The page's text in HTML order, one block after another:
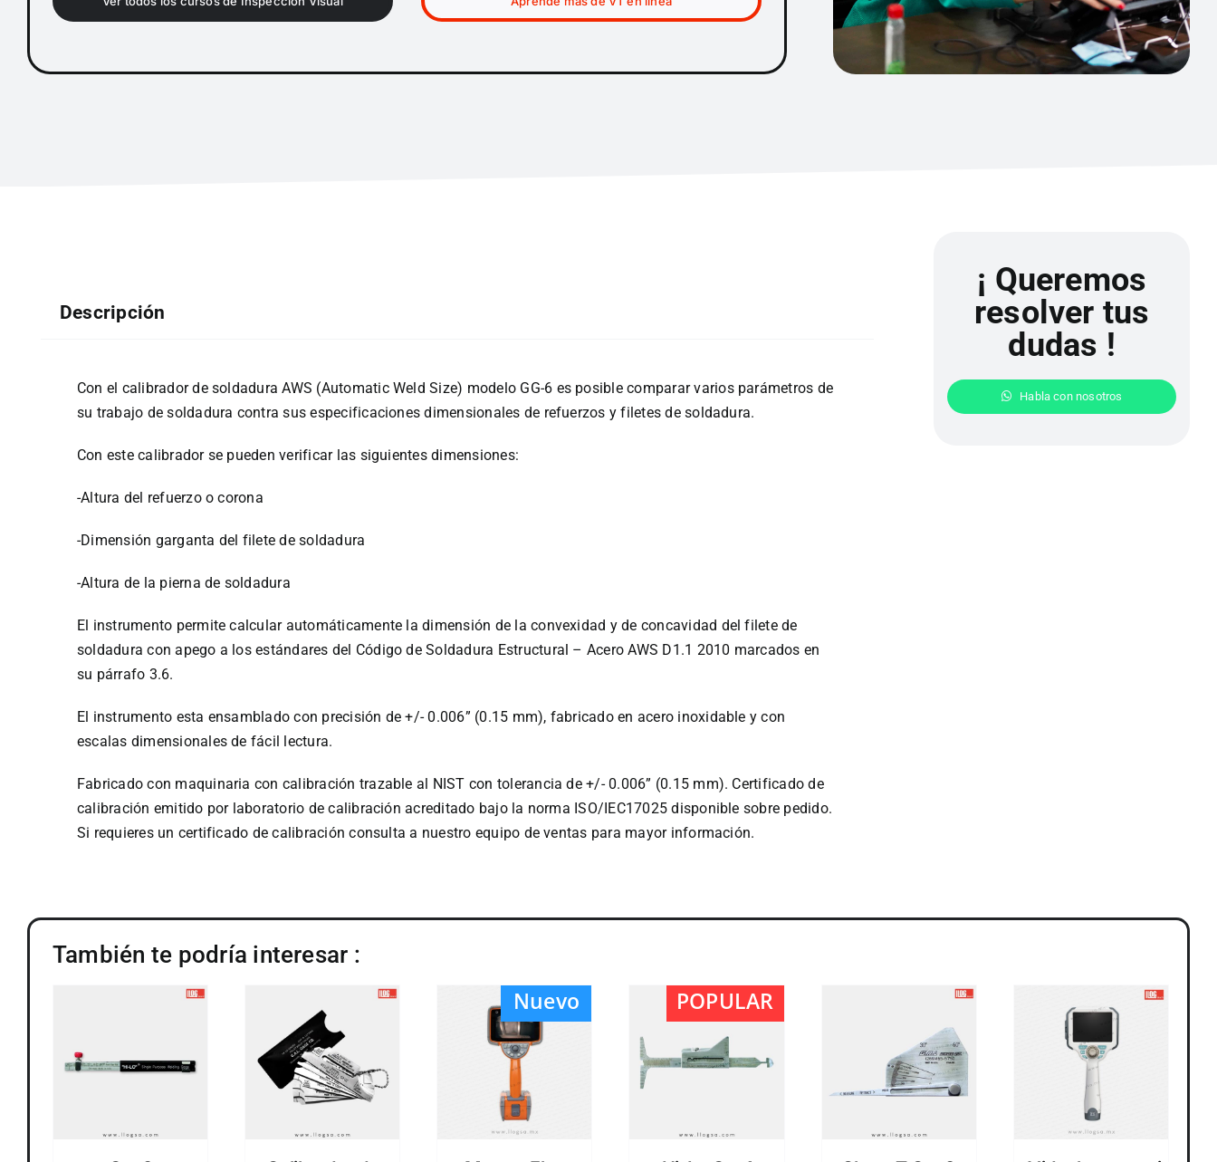
Descripción
Con el calibrador de soldadura AWS (Automatic Weld Size) modelo GG-6 es posible comparar varios parámetros de
su trabajo de soldadura contra sus especificaciones dimensionales de refuerzos y filetes de soldadura.
Con este calibrador se pueden verificar las siguientes dimensiones:
-Altura del refuerzo o corona
-Dimensión garganta del filete de soldadura
-Altura de la pierna de soldadura
El instrumento permite calcular automáticamente la dimensión de la convexidad y de concavidad del filete de
soldadura con apego a los estándares del Código de Soldadura Estructural – Acero AWS D1.1 2010 marcados en
su párrafo 3.6.
El instrumento esta ensamblado con precisión de +/- 0.006” (0.15 mm), fabricado en acero inoxidable y con
escalas dimensionales de fácil lectura.
Fabricado con maquinaria con calibración trazable al NIST con tolerancia de +/- 0.006” (0.15 mm). Certificado de
calibración emitido por laboratorio de calibración acreditado bajo la norma ISO/IEC17025 disponible sobre pedido.
Si requieres un certificado de calibración consulta a nuestro equipo de ventas para mayor información.
¡ Queremos
resolver tus
dudas !
Habla con nosotros
También te podría interesar :
Nuevo POPULAR